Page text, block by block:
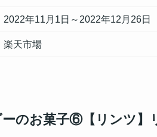
2022年11月1日～2022年12月26日
楽天市場
のお菓子⑥【リンツ】